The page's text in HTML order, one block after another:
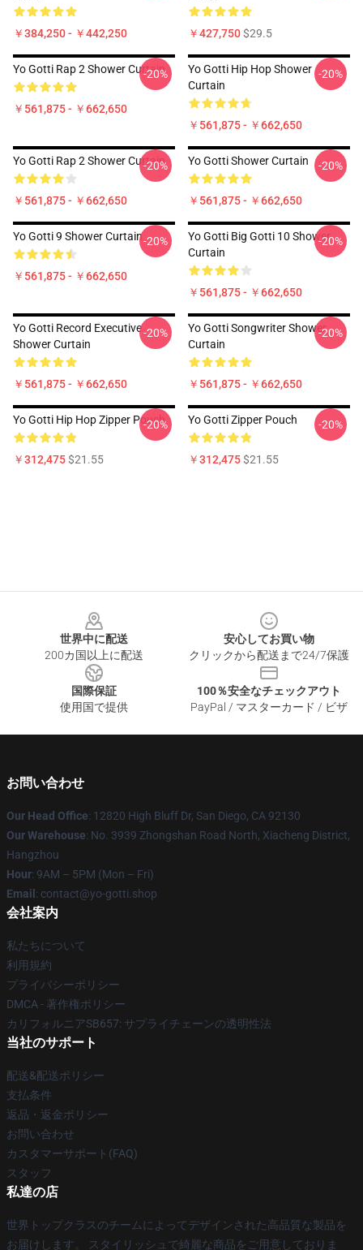
￥384,250 - ￥442,250 ￥427,750$29.5
Yo Gotti Rap 2 Shower Curtain
￥561,875 - ￥662,650
-20%
Yo Gotti Hip Hop Shower
Curtain
￥561,875 - ￥662,650
-20%
Yo Gotti Rap 2 Shower Curtain
￥561,875 - ￥662,650
-20% Yo Gotti Shower Curtain
￥561,875 - ￥662,650
-20%
Yo Gotti 9 Shower Curtain
￥561,875 - ￥662,650
-20%
Yo Gotti Big Gotti 10 Shower
Curtain
￥561,875 - ￥662,650
-20%
Yo Gotti Record Executive
Shower Curtain
￥561,875 - ￥662,650
-20%
Yo Gotti Songwriter Shower
Curtain
￥561,875 - ￥662,650
-20%
Yo Gotti Hip Hop Zipper Pouch
￥312,475$21.55
-20% Yo Gotti Zipper Pouch
￥312,475$21.55
-20%
世界中に配送
200カ国以上に配送
安心してお買い物
クリックから配送まで24/7保護
国際保証
使用国で提供
100％安全なチェックアウト
PayPal / マスターカード / ビザ
お問い合わせ
Our Head Office: 12820 High Bluff Dr, San Diego, CA 92130
Our Warehouse: No. 3939 Zhongshan Road North, Xiacheng District,
Hangzhou
Hour: 9AM – 5PM (Mon – Fri)
Email : contact@yo-gotti.shop
会社案内
私たちについて
利用規約
プライバシーポリシー
DMCA - 著作権ポリシー
カリフォルニアSB657: サプライチェーンの透明性法
当社のサポート
配送&配送ポリシー
支払条件
返品・返金ポリシー
お問い合わせ
カスタマーサポート(FAQ)
スタッフ
私達の店
世界トップクラスのチームによってデザインされた高品質な製品を
お届けします。 スタイリッシュで綺麗な商品をご用意しておりま